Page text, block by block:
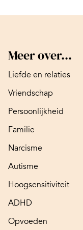
Meer over...
Liefde en relaties
Vriendschap
Persoonlijkheid
Familie
Narcisme
Autisme
Hoogsensitiviteit
ADHD
Opvoeden